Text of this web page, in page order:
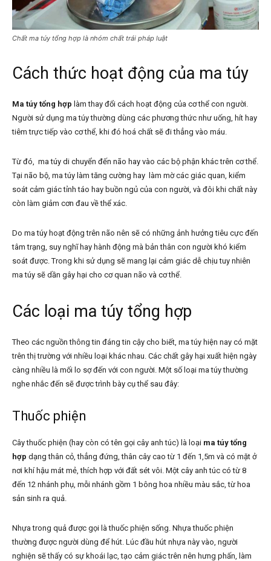
Chất ma túy tổng hợp là nhóm chất trái pháp luật
Cách thức hoạt động của ma túy
Ma túy tổng hợp làm thay đổi cách hoạt động của cơ thể con người.
Người sử dụng ma túy thường dùng các phương thức như uống, hít hay
tiêm trực tiếp vào cơ thể, khi đó hoá chất sẽ đi thẳng vào máu.
Từ đó, ma túy di chuyển đến não hay vào các bộ phận khác trên cơ thể.
Tại não bộ, ma túy làm tăng cường hay làm mờ các giác quan, kiểm
soát cảm giác tỉnh táo hay buồn ngủ của con người, và đôi khi chất này
còn làm giảm cơn đau về thể xác.
Do ma túy hoạt động trên não nên sẽ có những ảnh hưởng tiêu cực đến
tâm trạng, suy nghĩ hay hành động mà bản thân con người khó kiểm
soát được. Trong khi sử dụng sẽ mang lại cảm giác dễ chịu tuy nhiên
ma túy sẽ dần gây hại cho cơ quan não và cơ thể.
Các loại ma túy tổng hợp
Theo các nguồn thông tin đáng tin cậy cho biết, ma túy hiện nay có mặt
trên thị trường với nhiều loại khác nhau. Các chất gây hại xuất hiện ngày
càng nhiều là mối lo sợ đến với con người. Một số loại ma túy thường
nghe nhắc đến sẽ được trình bày cụ thể sau đây:
Thuốc phiện
Cây thuốc phiện (hay còn có tên gọi cây anh túc) là loại ma túy tổng
hợp dạng thân cỏ, thẳng đứng, thân cây cao từ 1 đến 1,5m và có mặt ở
nơi khí hậu mát mẻ, thích hợp với đất sét vôi. Một cây anh túc có từ 8
đến 12 nhánh phụ, mỗi nhánh gồm 1 bông hoa nhiều màu sắc, từ hoa
sản sinh ra quả.
Nhựa trong quả được gọi là thuốc phiện sống. Nhựa thuốc phiện
thường được người dùng để hút. Lúc đầu hút nhựa này vào, người
nghiện sẽ thấy có sự khoái lạc, tạo cảm giác trên nên hưng phấn, làm